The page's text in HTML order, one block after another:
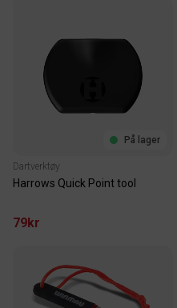
På lager
Dartverktøy
Harrows Quick Point tool
79kr